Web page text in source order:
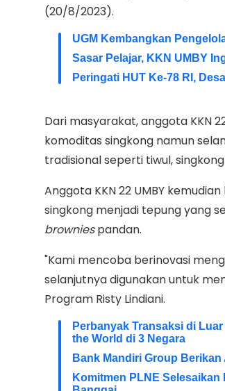
(20/8/2023).
UGM Kembangkan
Sasar Pelajar, KKN UMBY
Peringati HUT Ke-78 RI,
Dari masyarakat, anggota KKN
komoditas singkong namun
tradisional seperti tiwul,
Anggota KKN 22 UMBY
singkong menjadi tepung yang
browniespandan.
"Kami mencoba berinovasi
selanjutnya digunakan untuk
Program Risty Lindiani.
Perbanyak Transaksi di
the World di 3 Negara
Bank Mandiri Group
Komitmen PLNE